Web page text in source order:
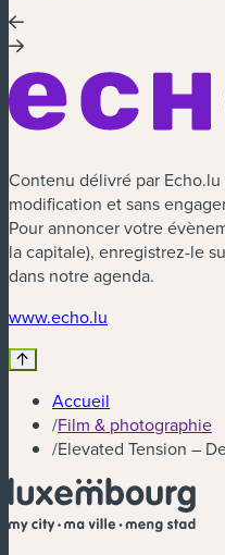
Contenu délivré par
modification et sans
Pour annoncer votre
la capitale), enregistrez-le
dans notre agenda.
www.echo.lu
Accueil
/Film & photographie
/Elevated Tension –